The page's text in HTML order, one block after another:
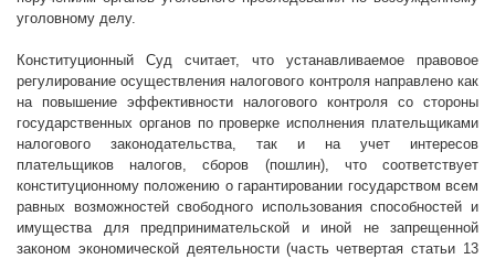
уголовному делу.
Конституционный Суд считает, что устанавливаемое правовое
регулирование осуществления налогового контроля направлено как
на повышение эффективности налогового контроля со стороны
государственных органов по проверке исполнения плательщиками
налогового законодательства, так и на учет интересов
плательщиков налогов, сборов (пошлин), что соответствует
конституционному положению о гарантировании государством всем
равных возможностей свободного использования способностей и
имущества для предпринимательской и иной не запрещенной
законом экономической деятельности (часть четвертая статьи 13